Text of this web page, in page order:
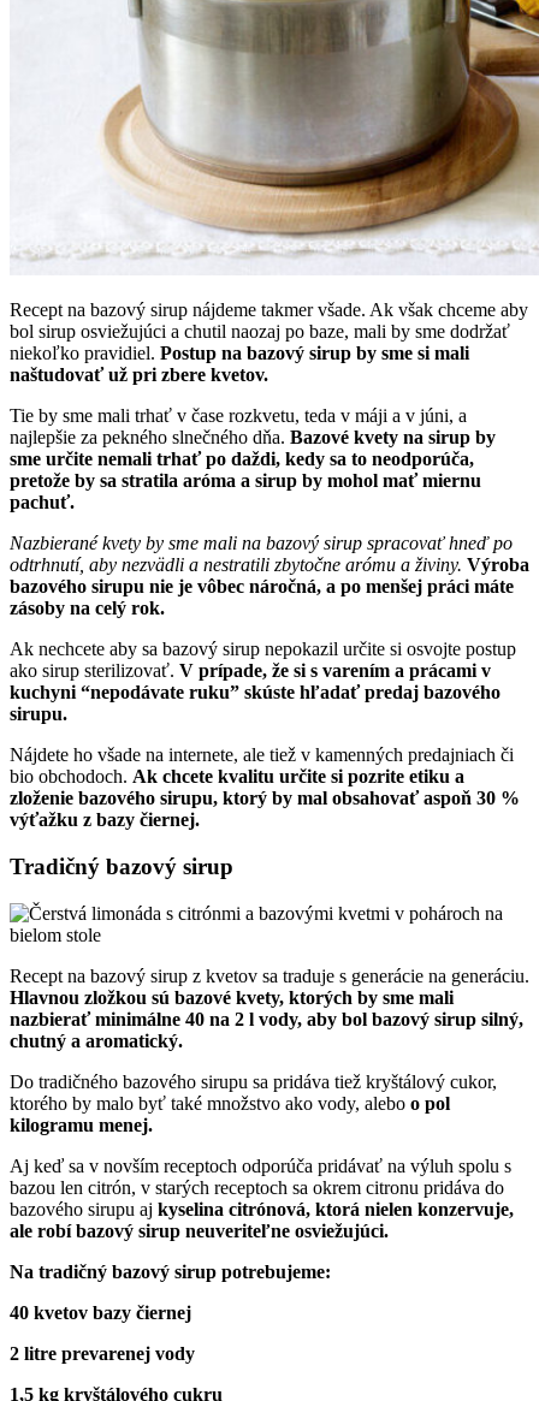
Recept na bazový sirup nájdeme takmer všade. Ak však chceme aby
bol sirup osviežujúci a chutil naozaj po baze, mali by sme dodržať
niekoľko pravidiel. Postup na bazový sirup by sme si mali
naštudovať už pri zbere kvetov.
Tie by sme mali trhať v čase rozkvetu, teda v máji a v júni, a
najlepšie za pekného slnečného dňa. Bazové kvety na sirup by
sme určite nemali trhať po daždi, kedy sa to neodporúča,
pretože by sa stratila aróma a sirup by mohol mať miernu
pachuť.
Nazbierané kvety by sme mali na bazový sirup spracovať hneď po
odtrhnutí, aby nezvädli a nestratili zbytočne arómu a živiny. Výroba
bazového sirupu nie je vôbec náročná, a po menšej práci máte
zásoby na celý rok.
Ak nechcete aby sa bazový sirup nepokazil určite si osvojte postup
ako sirup sterilizovať. V prípade, že si s varením a prácami v
kuchyni “nepodávate ruku” skúste hľadať predaj bazového
sirupu.
Nájdete ho všade na internete, ale tiež v kamenných predajniach či
bio obchodoch. Ak chcete kvalitu určite si pozrite etiku a
zloženie bazového sirupu, ktorý by mal obsahovať aspoň 30 %
výťažku z bazy čiernej.
Tradičný bazový sirup
Recept na bazový sirup z kvetov sa traduje s generácie na generáciu.
Hlavnou zložkou sú bazové kvety, ktorých by sme mali
nazbierať minimálne 40 na 2 l vody, aby bol bazový sirup silný,
chutný a aromatický.
Do tradičného bazového sirupu sa pridáva tiež kryštálový cukor,
ktorého by malo byť také množstvo ako vody, alebo o pol
kilogramu menej.
Aj keď sa v novším receptoch odporúča pridávať na výluh spolu s
bazou len citrón, v starých receptoch sa okrem citronu pridáva do
bazového sirupu aj kyselina citrónová, ktorá nielen konzervuje,
ale robí bazový sirup neuveriteľne osviežujúci.
Na tradičný bazový sirup potrebujeme:
40 kvetov bazy čiernej
2 litre prevarenej vody
1,5 kg kryštálového cukru